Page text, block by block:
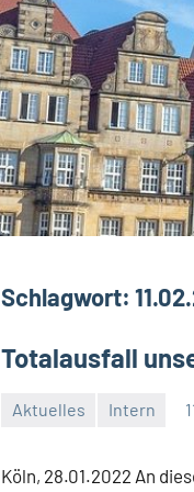
Schlagwort:
Totalausfall
Aktuelles Intern
Köln, 28.01.2022 An